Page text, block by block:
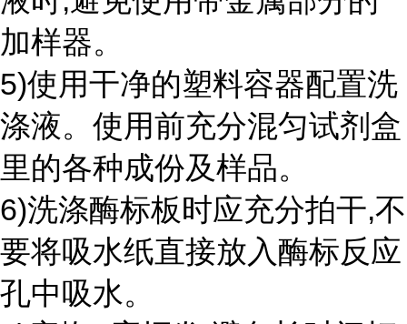
加样器。
5)使用干净的塑料容器配置洗
涤液。使用前充分混匀试剂盒
里的各种成份及样品。
6)洗涤酶标板时应充分拍干,不
要将吸水纸直接放入酶标反应
孔中吸水。